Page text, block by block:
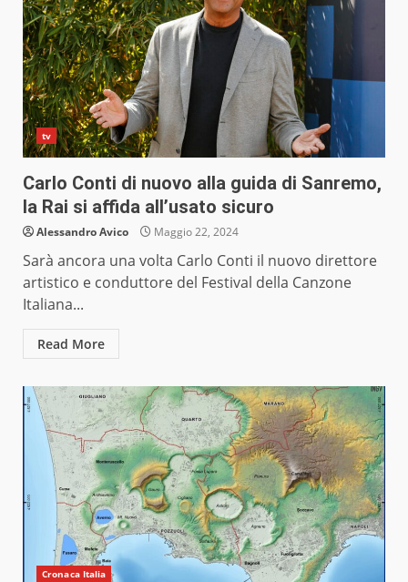
tv
Carlo Conti di nuovo alla guida di Sanremo,
la Rai si affida all’usato sicuro
Alessandro Avico Maggio 22, 2024
Sarà ancora una volta Carlo Conti il nuovo direttore
artistico e conduttore del Festival della Canzone
Italiana...
Read More
Cronaca Italia